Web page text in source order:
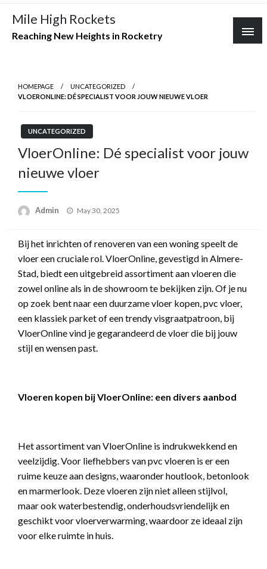
Skip
content
Mile High Rockets
Reaching New Heights in Rocketry
HOMEPAGE
UNCATEGORIZED
VLOERONLINE: DÉ SPECIALIST VOOR JOUW NIEUWE VLOER
UNCATEGORIZED
VloerOnline: Dé specialist voor jouw
nieuwe vloer
Admin
Posted
May 30, 2025
Bij het inrichten of renoveren van een woning speelt de
vloer een cruciale rol. VloerOnline, gevestigd in Almere-
Stad, biedt een uitgebreid assortiment aan vloeren die
zowel online als in de showroom te bekijken zijn. Of je nu
op zoek bent naar een duurzame vloer kopen, pvc vloer,
een klassiek parket of een trendy visgraatpatroon, bij
VloerOnline vind je gegarandeerd de vloer die bij jouw
stijl en wensen past.
Vloeren kopen bij VloerOnline: een divers aanbod
Het assortiment van VloerOnline is indrukwekkend en
veelzijdig. Voor liefhebbers van pvc vloeren is er een
ruime keuze aan designs, waaronder houtlook, betonlook
en marmerlook. Deze vloeren zijn niet alleen stijlvol,
maar ook waterbestendig, onderhoudsvriendelijk en
geschikt voor vloerverwarming, waardoor ze ideaal zijn
voor elke ruimte in huis.